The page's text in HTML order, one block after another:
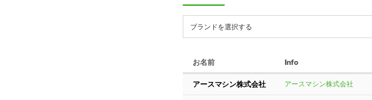
ブランドを選択する
お名前 Info
アースマシン株式会社 アースマシン株式会社